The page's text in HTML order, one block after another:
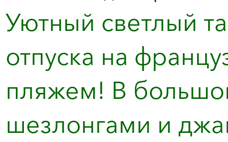
Уютный светлый
отпуска на
пляжем! В
шезлонгами и